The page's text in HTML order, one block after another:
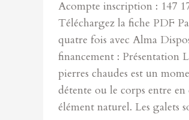
Acompte inscription : 147
Téléchargez la fiche PDF
quatre fois avec Alma
financement : Présentation
pierres chaudes est un
détente ou le corps entre
élément naturel. Les galets